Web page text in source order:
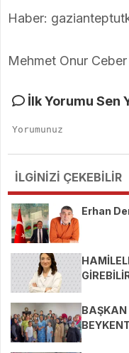
Haber:
Mehmet Onur Ceber
İlk Yorumu Sen
İLGİNİZİ ÇEKEBİLİR
Erhan
BAŞKAN